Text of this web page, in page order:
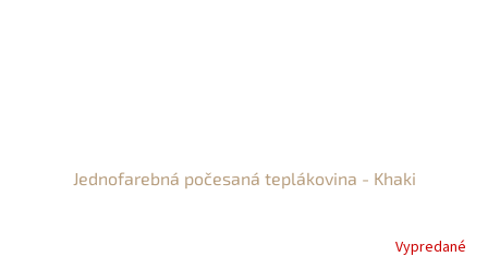
Jednofarebná počesaná teplákovina - Khaki
Vypredané